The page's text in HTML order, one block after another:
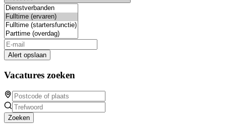
Alert opslaan
Vacatures zoeken
Zoeken